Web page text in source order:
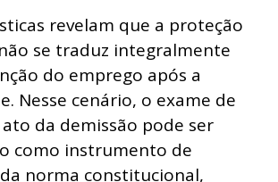
revelam que a proteção
se traduz integralmente
do emprego após a
Nesse cenário, o exame de
da demissão pode ser
como instrumento de
norma constitucional,